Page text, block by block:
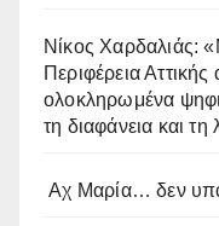
Νίκος Χαρδαλιάς:
Περιφέρεια
ολοκληρωμένα
τη διαφάνεια και
Αχ Μαρία… δεν